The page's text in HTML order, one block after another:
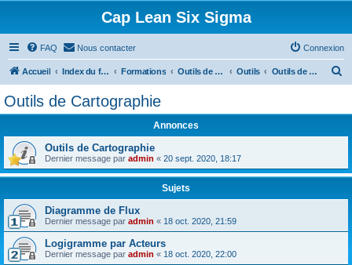
Cap Lean Six Sigma
FAQ Nous contacter Connexion
Accueil Index du forum Formations Outils de la Qualité Outils Outils de Cartographie
h
Outils de Cartographie
Annonces
Outils de Cartographie
Dernier message par admin « 20 sept. 2020, 18:17
Sujets
Diagramme de Flux
Dernier message par admin « 18 oct. 2020, 21:59
Logigramme par Acteurs
Dernier message par admin « 18 oct. 2020, 22:00